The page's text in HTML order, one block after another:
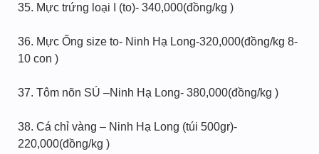
35. Mực trứng loại I (to)- 340,000(đồng/kg )
36. Mực Ống size to- Ninh Hạ Long-320,000(đồng/kg 8-
10 con )
37. Tôm nõn SÚ –Ninh Hạ Long- 380,000(đồng/kg )
38. Cá chỉ vàng – Ninh Hạ Long (túi 500gr)-
220,000(đồng/kg )